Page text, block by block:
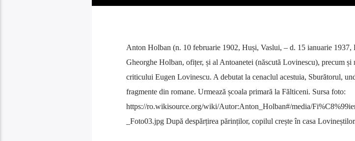
Anton Holban (n. 10 februarie 1902, Huși, Vaslui, – d. 15 ianuarie
Gheorghe Holban, ofițer, și al Antoanetei (născută Lovinescu), precum și
criticului Eugen Lovinescu. A debutat la cenaclul acestuia, Sburătorul,
fragmente din romane. Urmează școala primară la Fălticeni. Sursa foto:
https://ro.wikisource.org/wiki/Autor:Anton_Holban#/media/
_Foto03.jpg După despărțirea părinților, copilul crește în casa